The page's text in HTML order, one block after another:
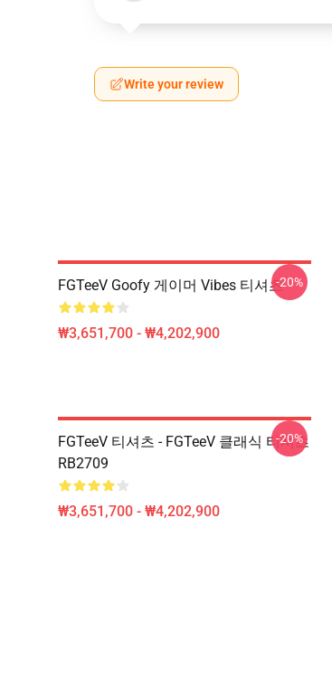
Write your review
FGTeeV Goofy 게이머 Vibes 티셔츠
₩3,651,700 - ₩4,202,900
-20%
FGTeeV 티셔츠 - FGTeeV 클래식 티셔츠
RB2709
₩3,651,700 - ₩4,202,900
-20%